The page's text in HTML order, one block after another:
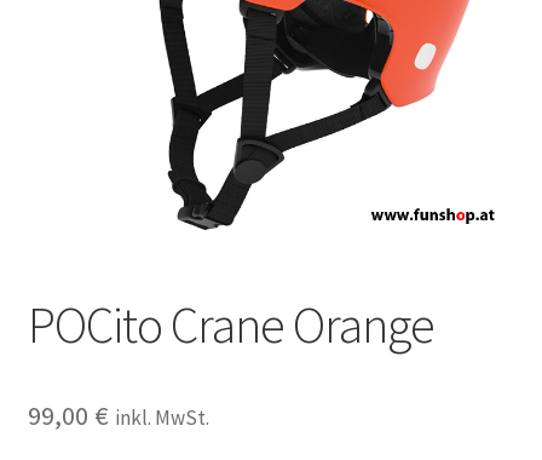
POCito Crane Orange
99,00 € inkl. MwSt.